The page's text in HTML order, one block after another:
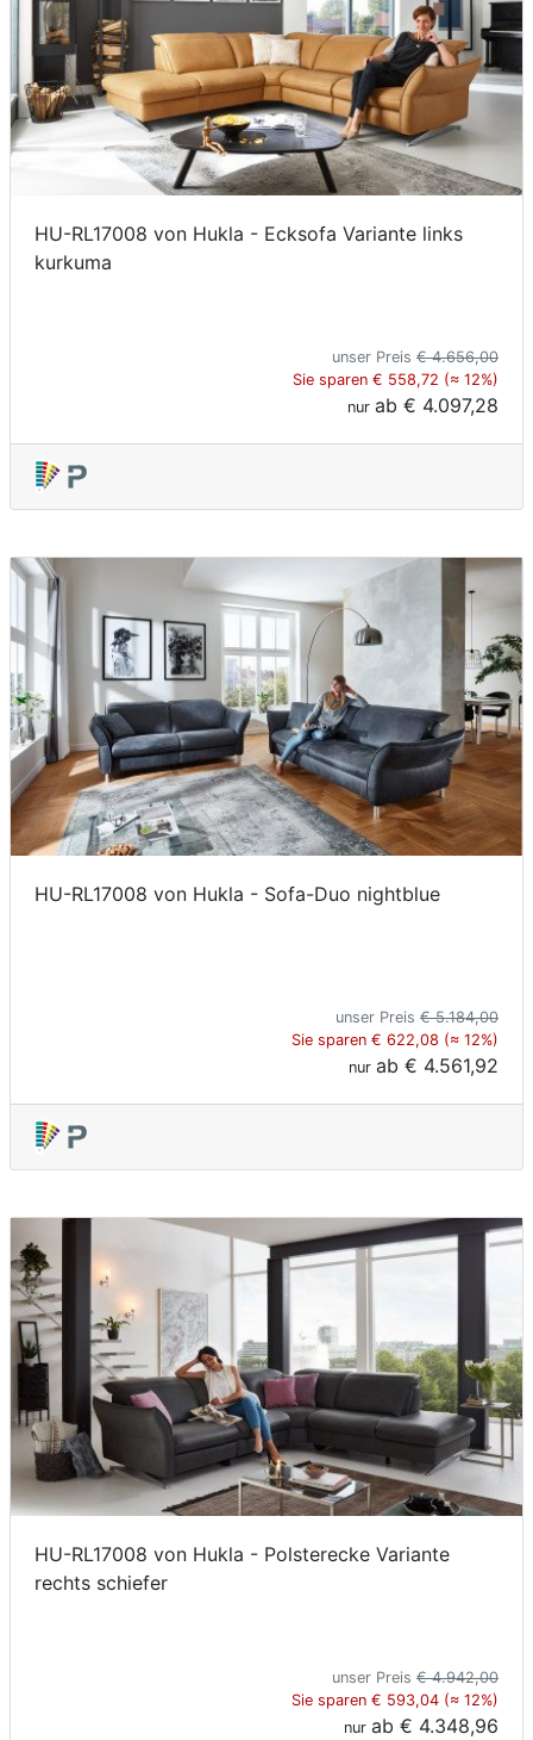
HU-RL17008 von Hukla - Ecksofa Variante links
kurkuma
unser Preis € 4.656,00
Sie sparen € 558,72 (≈ 12%)
nur ab € 4.097,28
HU-RL17008 von Hukla - Sofa-Duo nightblue
unser Preis € 5.184,00
Sie sparen € 622,08 (≈ 12%)
nur ab € 4.561,92
HU-RL17008 von Hukla - Polsterecke Variante
rechts schiefer
unser Preis € 4.942,00
Sie sparen € 593,04 (≈ 12%)
nur ab € 4.348,96